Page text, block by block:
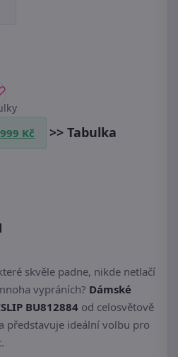
Kč >> Tabulka
skvěle padne, nikde netlačí
vypráních? Dámské
BU812884 od celosvětově
představuje ideální volbu pro